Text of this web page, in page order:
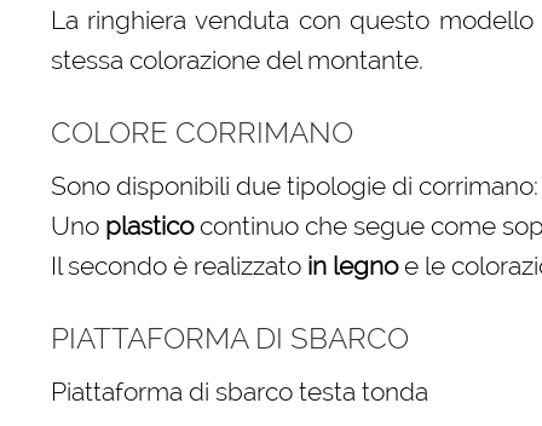
La ringhiera venduta con questo
stessa colorazione del montante.
COLORE CORRIMANO
Sono disponibili due tipologie di corrimano:
Uno plasticocontinuo che segue come
Il secondo è realizzato in legnoe le
PIATTAFORMA DI SBARCO
Piattaforma di sbarco testa tonda